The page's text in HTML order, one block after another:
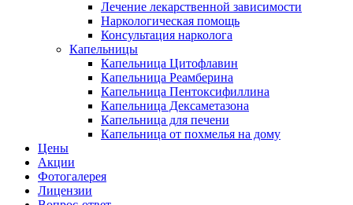
Лечение лекарственной зависимости
Наркологическая помощь
Консультация нарколога
Капельницы
Капельница Цитофлавин
Капельница Реамберина
Капельница Пентоксифиллина
Капельница Дексаметазона
Капельница для печени
Капельница от похмелья на дому
Цены
Акции
Фотогалерея
Лицензии